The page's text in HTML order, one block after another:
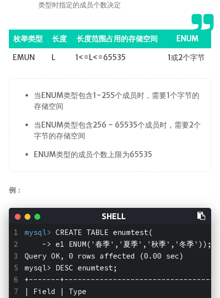
类型时指定的成员个数决定
枚举类型 长度 长度范围占用的存储空间
ENUM
EMUN
L 1<=L<=65535 1或2个字节
当ENUM类型包含1~255个成员时，需要1个字节的
存储空间
当ENUM类型包含256 ~ 65535个成员时，需要2个
字节的存储空间
ENUM类型的成员个数上限为65535
例：
mysql> CREATE TABLE enumtest(
    -> e1 ENUM('春季','夏季','秋季','冬季'));
Query OK, 0 rows affected (0.00 sec)
mysql> DESC enumtest;
+-------+-----------------------------------
| Field | Type                              |